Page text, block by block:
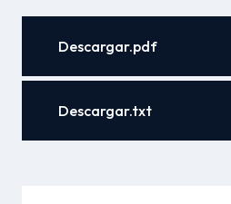
Descargar.pdf
Descargar.txt